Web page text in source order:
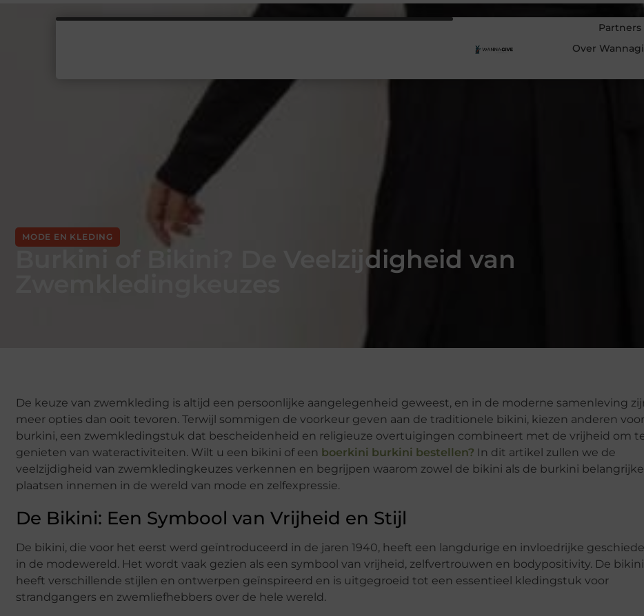
Partners
Over
MODE EN KLEDING
Burkini of Bikini? De Veelzijdigheid van
De keuze van zwemkleding is altijd een persoonlijke aangelegenheid geweest, en in de moderne samenleving
meer opties dan ooit tevoren. Terwijl sommigen de voorkeur geven aan de traditionele bikini, kiezen anderen
burkini, een zwemkledingstuk dat bescheidenheid en religieuze overtuigingen combineert met de vrijheid om
genieten van wateractiviteiten. Wilt u een bikini of een boerkini burkini bestellen? In dit artikel zullen we de
veelzijdigheid van zwemkledingkeuzes verkennen en begrijpen waarom zowel de bikini als de burkini belangrijke
plaatsen innemen in de wereld van mode en zelfexpressie.
De Bikini: Een Symbool van Vrijheid en Stijl
De bikini, die voor het eerst werd geïntroduceerd in de jaren 1940, heeft een langdurige en invloedrijke
in de modewereld. Het wordt vaak gezien als een symbool van vrijheid, zelfvertrouwen en bodypositivity. De bikini
heeft verschillende stijlen en ontwerpen geïnspireerd en is uitgegroeid tot een essentieel kledingstuk voor
strandgangers en zwemliefhebbers over de hele wereld.